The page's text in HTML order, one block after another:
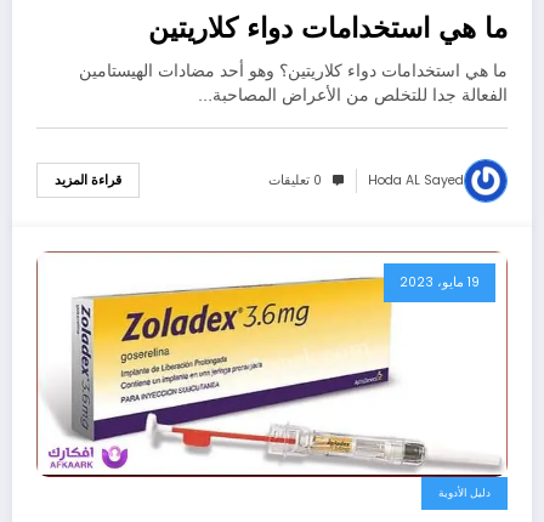
ما هي استخدامات دواء كلاريتين
ما هي استخدامات دواء كلاريتين؟ وهو أحد مضادات الهيستامين
الفعالة جدا للتخلص من الأعراض المصاحبة…
Hoda AL Sayed 0 تعليقات قراءة المزيد
19 مايو، 2023
دليل الأدوية